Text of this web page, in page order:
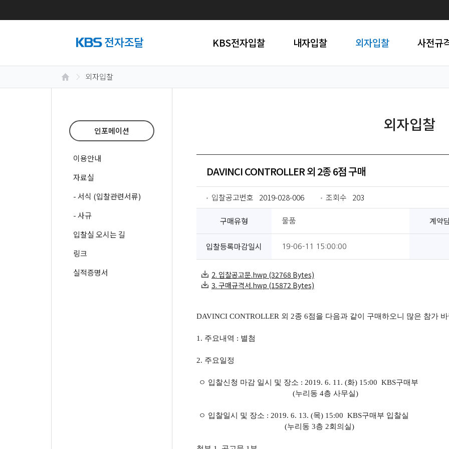
KBS전자입찰 내자입찰 외자입찰 사전규
외자입찰
인포메이션
이용안내
자료실
- 서식 (입찰관련서류)
- 사규
입찰실 오시는 길
링크
실적증명서
외자입찰
DAVINCI CONTROLLER 외 2종 6점 구매
입찰공고번호 2019-028-006 조회수 203
구매유형 물품 계약
입찰등록마감일시 19-06-11 15:00:00
2. 입찰공고문.hwp (32768 Bytes)
3. 구매규격서.hwp (15872 Bytes)
DAVINCI CONTROLLER 외 2종 6점을 다음과 같이 구매하오니 많은 참가
1. 주요내역 : 별첨
2. 주요일정
ㅇ 입찰신청 마감 일시 및 장소 : 2019. 6. 11. (화) 15:00 KBS구매부
(누리동 4층 사무실)
ㅇ 입찰일시 및 장소 : 2019. 6. 13. (목) 15:00 KBS구매부 입찰실
(누리동 3층 2회의실)